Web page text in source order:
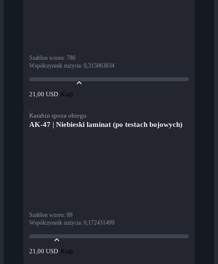
Szablon wzoru: 786
Współczynnik zużycia: 0,315063834
21,00 USD Kup
Karabin spoza obiegu
AK-47 | Niebieski laminat (po testach bojowych)
Szablon wzoru: 89
Współczynnik zużycia: 0,172431499
21,00 USD Kup